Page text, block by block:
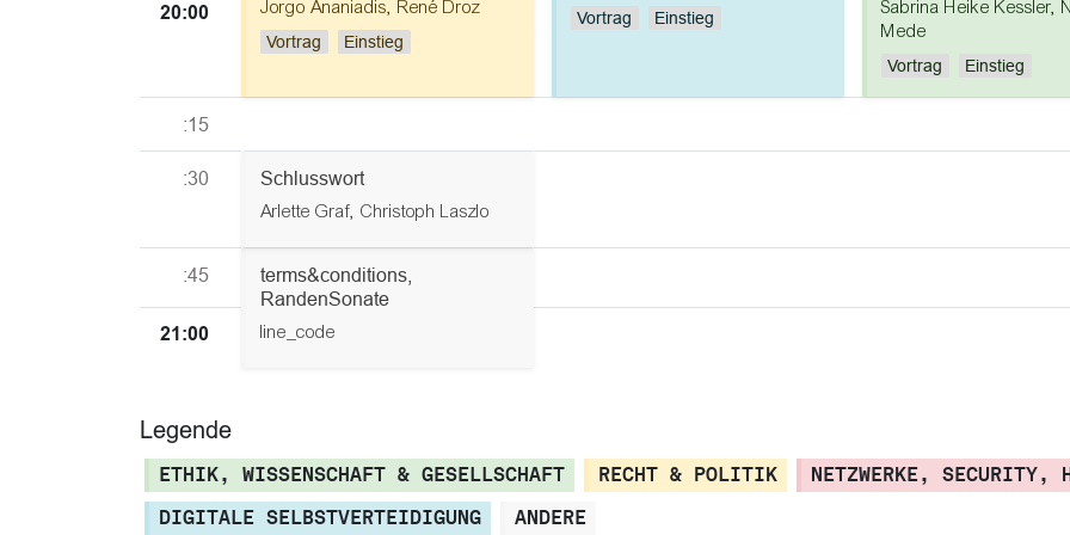
Jorgo Ananiadis, René Droz
Vortrag Einstieg
Vortrag Einstieg
Sabrina Heike Kessler,
Mede
Vortrag Einstieg
20:00
:15
:30
Schlusswort
Arlette Graf, Christoph Laszlo
:45
terms&conditions,
RandenSonate
line_code
21:00
Legende
ETHIK, WISSENSCHAFT & GESELLSCHAFT RECHT & POLITIK
NETZWERKE, SECURITY,
DIGITALE SELBSTVERTEIDIGUNG
ANDERE